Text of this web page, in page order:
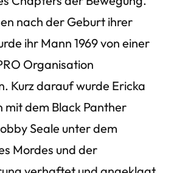
nach der Geburt ihrer
ihr Mann 1969 von einer
Organisation
Kurz darauf wurde Ericka
mit dem Black Panther
Seale unter dem
Mordes und der